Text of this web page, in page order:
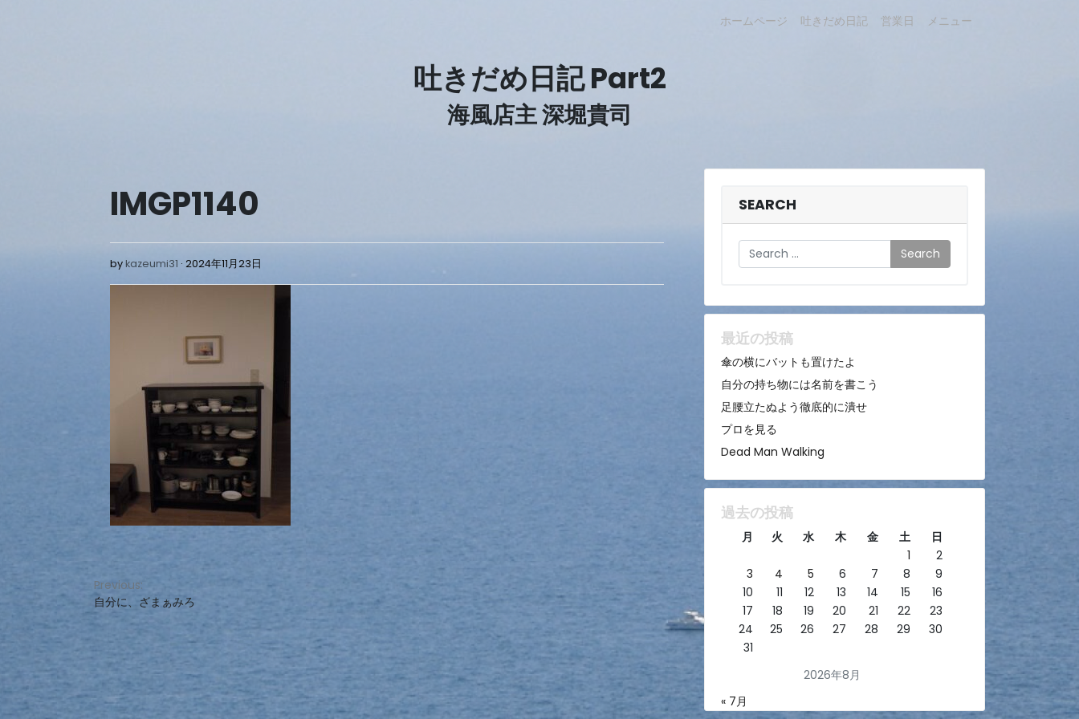
ホームページ 吐きだめ日記 営業日 メニュー
吐きだめ日記 Part2
海風店主 深堀貴司
IMGP1140
bykazeumi31 2024年11月23日
投
稿
ナ
ビ
ゲ
Previous:
自分に、ざまぁみろ
SEARCH
Search
最近の投稿
傘の横にバットも置けたよ
自分の持ち物には名前を書こう
足腰立たぬよう徹底的に潰せ
プロを見る
Dead Man Walking
過去の投稿
2026年8月
月 火 水 木 金 土
日
1
2
3
4 5 6 7 8
9
10
11 12 13 14 15
16
17
18 19 20 21 22
23
24
25 26 27 28 29
30
31
« 7月